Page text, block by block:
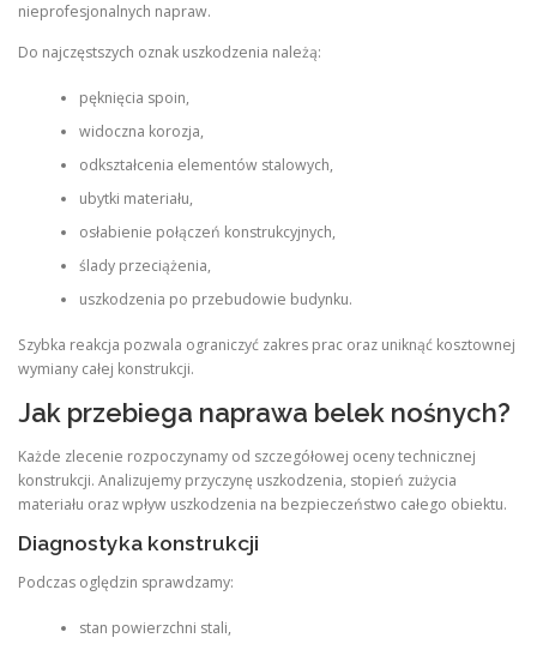
nieprofesjonalnych napraw.
Do najczęstszych oznak uszkodzenia należą:
pęknięcia spoin,
widoczna korozja,
odkształcenia elementów stalowych,
ubytki materiału,
osłabienie połączeń konstrukcyjnych,
ślady przeciążenia,
uszkodzenia po przebudowie budynku.
Szybka reakcja pozwala ograniczyć zakres prac oraz uniknąć kosztownej
wymiany całej konstrukcji.
Jak przebiega naprawa belek nośnych?
Każde zlecenie rozpoczynamy od szczegółowej oceny technicznej
konstrukcji. Analizujemy przyczynę uszkodzenia, stopień zużycia
materiału oraz wpływ uszkodzenia na bezpieczeństwo całego obiektu.
Diagnostyka konstrukcji
Podczas oględzin sprawdzamy:
stan powierzchni stali,